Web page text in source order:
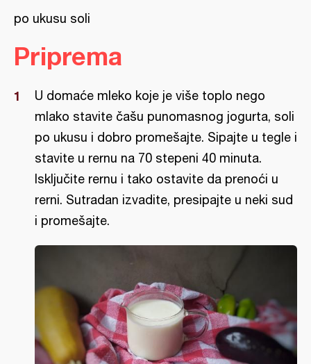
po ukusu soli
Priprema
U domaće mleko koje je više toplo nego
mlako stavite čašu punomasnog jogurta, soli
po ukusu i dobro promešajte. Sipajte u tegle i
stavite u rernu na 70 stepeni 40 minuta.
Isključite rernu i tako ostavite da prenoći u
rerni. Sutradan izvadite, presipajte u neki sud
i promešajte.